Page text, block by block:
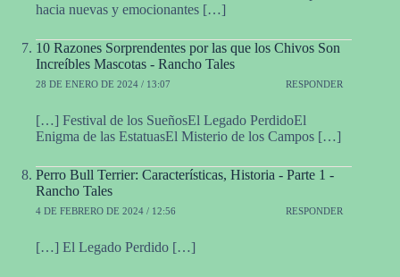
hacia nuevas y emocionantes […]
10 Razones Sorprendentes por las que los Chivos Son
Increíbles Mascotas - Rancho Tales
28 DE ENERO DE 2024 / 13:07 RESPONDER
[…] Festival de los SueñosEl Legado PerdidoEl
Enigma de las EstatuasEl Misterio de los Campos […]
Perro Bull Terrier: Características, Historia - Parte 1 -
Rancho Tales
4 DE FEBRERO DE 2024 / 12:56 RESPONDER
[…] El Legado Perdido […]